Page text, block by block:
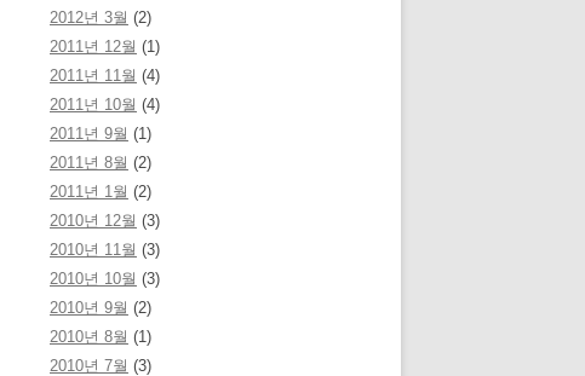
2012년 3월 (2)
2011년 12월 (1)
2011년 11월 (4)
2011년 10월 (4)
2011년 9월 (1)
2011년 8월 (2)
2011년 1월 (2)
2010년 12월 (3)
2010년 11월 (3)
2010년 10월 (3)
2010년 9월 (2)
2010년 8월 (1)
2010년 7월 (3)